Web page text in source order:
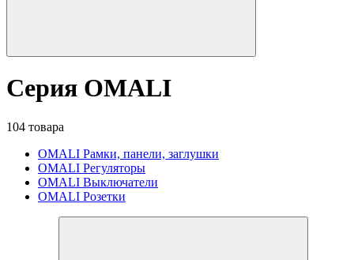
Серия OMALI
104 товара
OMALI Рамки, панели, заглушки
OMALI Регуляторы
OMALI Выключатели
OMALI Розетки